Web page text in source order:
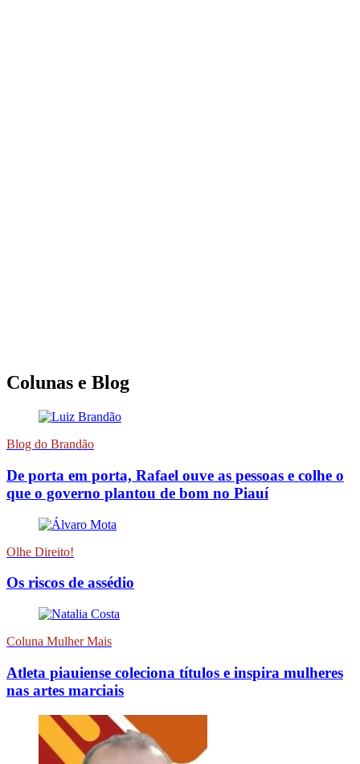
Colunas e Blog
Blog do Brandão
De porta em porta, Rafael ouve as pessoas e colhe o
que o governo plantou de bom no Piauí
Olhe Direito!
Os riscos de assédio
Coluna Mulher Mais
Atleta piauiense coleciona títulos e inspira mulheres
nas artes marciais